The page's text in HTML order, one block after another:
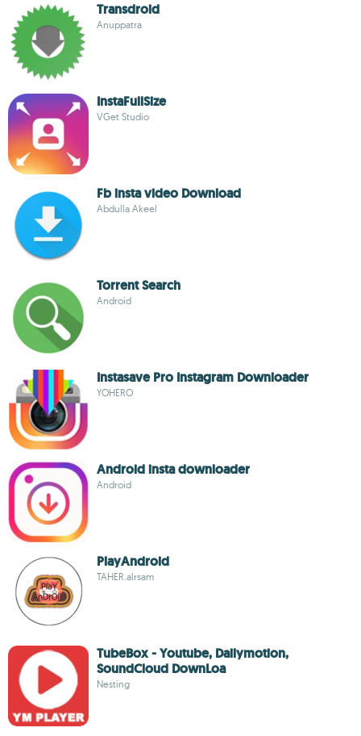
Transdroid
Anuppatra
InstaFullSize
VGet Studio
Fb insta video Download
Abdulla Akeel
Torrent Search
Android
Instasave Pro Instagram Downloader
YOHERO
Android insta downloader
Android
PlayAndroid
TAHER.alrsam
TubeBox - Youtube, Dailymotion,
SoundCloud DownLoa
Nesting